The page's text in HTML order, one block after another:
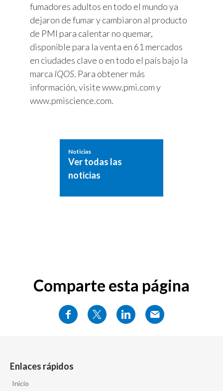
fumadores adultos en todo el mundo ya
dejaron de fumar y cambiaron al producto
de PMI para calentar no quemar,
disponible para la venta en 61 mercados
en ciudades clave o en todo el país bajo la
marca IQOS. Para obtener más
información, visite www.pmi.com y
www.pmiscience.com.
Noticias
Ver todas las
noticias
Comparte esta página
Enlaces rápidos
Inicio